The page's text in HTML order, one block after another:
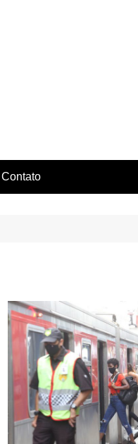
Contato